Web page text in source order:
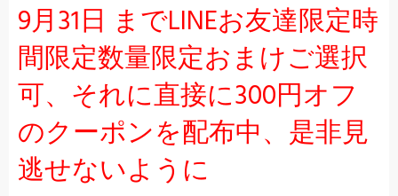
9月31日 までLINEお友達限定時
間限定数量限定おまけご選択
可、それに直接に300円オフ
のクーポンを配布中、是非見
逃せないように